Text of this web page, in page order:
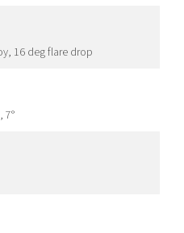
16 deg flare drop
7°